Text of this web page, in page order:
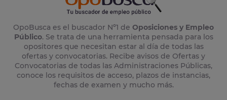
OpoBusca es el buscador Nº1 de Oposiciones y Empleo
Público. Se trata de una herramienta pensada para los
opositores que necesitan estar al día de todas las
ofertas y convocatorias. Recibe avisos de Ofertas y
Convocatorias de todas las Administraciones Públicas,
conoce los requisitos de acceso, plazos de instancias,
fechas de examen y mucho más.